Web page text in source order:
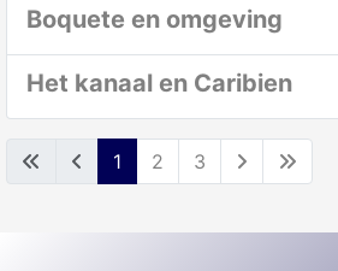
Boquete en omgeving
Het kanaal en Caribien
1 2 3